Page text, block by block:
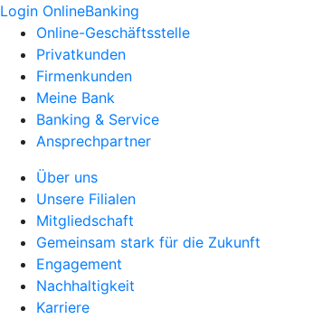
Login OnlineBanking
Online-Geschäftsstelle
Privatkunden
Firmenkunden
Meine Bank
Banking & Service
Ansprechpartner
Über uns
Unsere Filialen
Mitgliedschaft
Gemeinsam stark für die Zukunft
Engagement
Nachhaltigkeit
Karriere